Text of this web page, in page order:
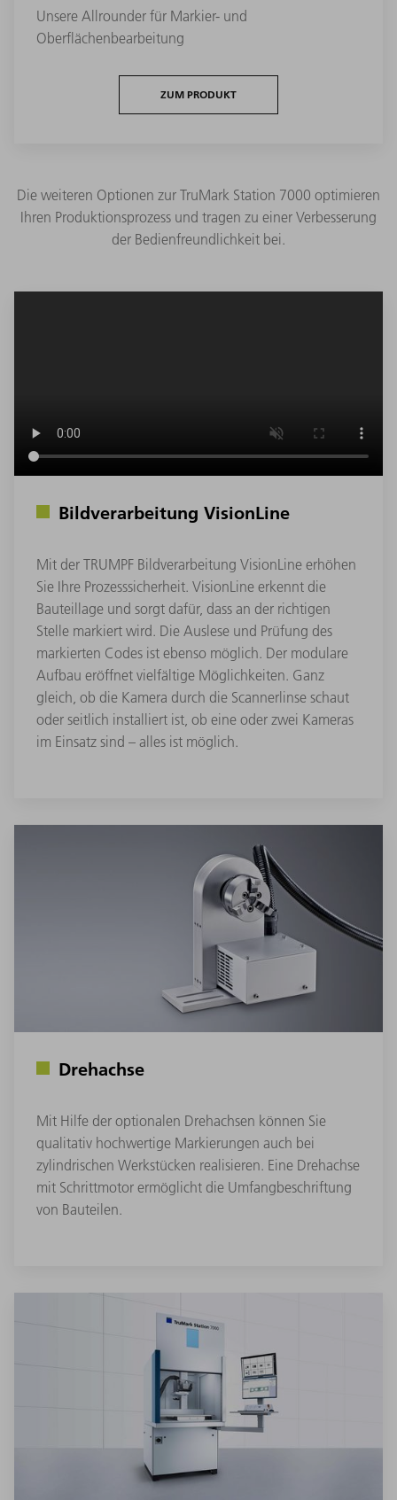
Unsere Allrounder für Markier- und
Oberflächenbearbeitung
ZUM PRODUKT
Die weiteren Optionen zur TruMark Station 7000 optimieren
Ihren Produktionsprozess und tragen zu einer Verbesserung
der Bedienfreundlichkeit bei.
Bildverarbeitung VisionLine
Mit der TRUMPF Bildverarbeitung VisionLine erhöhen
Sie Ihre Prozesssicherheit. VisionLine erkennt die
Bauteillage und sorgt dafür, dass an der richtigen
Stelle markiert wird. Die Auslese und Prüfung des
markierten Codes ist ebenso möglich. Der modulare
Aufbau eröffnet vielfältige Möglichkeiten. Ganz
gleich, ob die Kamera durch die Scannerlinse schaut
oder seitlich installiert ist, ob eine oder zwei Kameras
im Einsatz sind – alles ist möglich.
Drehachse
Mit Hilfe der optionalen Drehachsen können Sie
qualitativ hochwertige Markierungen auch bei
zylindrischen Werkstücken realisieren. Eine Drehachse
mit Schrittmotor ermöglicht die Umfangbeschriftung
von Bauteilen.